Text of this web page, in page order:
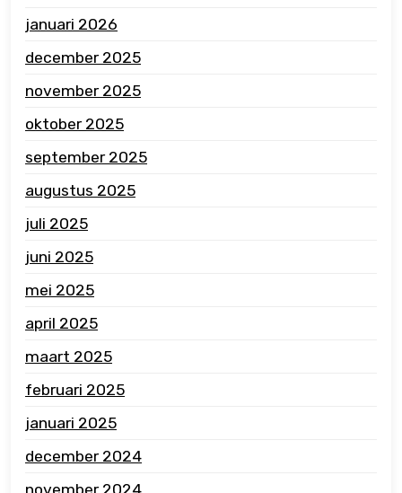
januari 2026
december 2025
november 2025
oktober 2025
september 2025
augustus 2025
juli 2025
juni 2025
mei 2025
april 2025
maart 2025
februari 2025
januari 2025
december 2024
november 2024